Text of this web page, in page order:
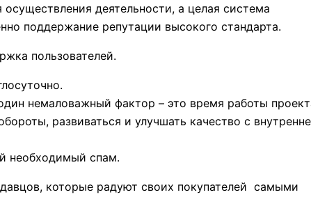
деятельности, а целая система
поддержание репутации высокого стандарта.
пользователей.
немаловажный фактор – это время работы
развиваться и улучшать качество с
необходимый спам.
которые радуют своих покупателей самыми